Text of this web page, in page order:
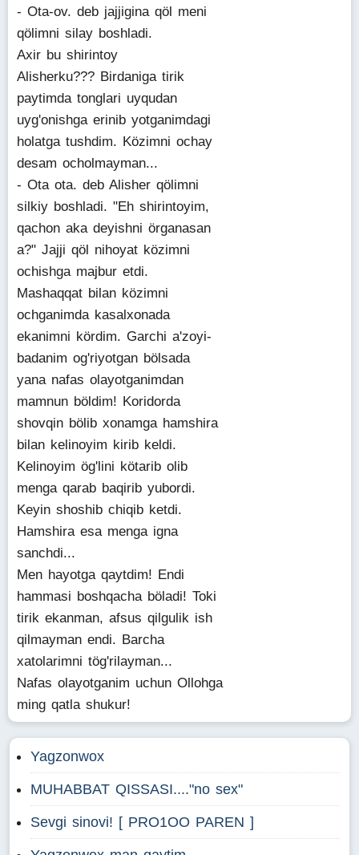
- Ota-ov. deb jajjigina qöl meni
qölimni silay boshladi.
Axir bu shirintoy
Alisherku??? Birdaniga tirik
paytimda tonglari uyqudan
uyg'onishga erinib yotganimdagi
holatga tushdim. Közimni ochay
desam ocholmayman...
- Ota ota. deb Alisher qölimni
silkiy boshladi. "Eh shirintoyim,
qachon aka deyishni örganasan
a?" Jajji qöl nihoyat közimni
ochishga majbur etdi.
Mashaqqat bilan közimni
ochganimda kasalxonada
ekanimni kördim. Garchi a'zoyi-
badanim og'riyotgan bölsada
yana nafas olayotganimdan
mamnun böldim! Koridorda
shovqin bölib xonamga hamshira
bilan kelinoyim kirib keldi.
Kelinoyim ög'lini kötarib olib
menga qarab baqirib yubordi.
Keyin shoshib chiqib ketdi.
Hamshira esa menga igna
sanchdi...
Men hayotga qaytdim! Endi
hammasi boshqacha böladi! Toki
tirik ekanman, afsus qilgulik ish
qilmayman endi. Barcha
xatolarimni tög'rilayman...
Nafas olayotganim uchun Ollohga
ming qatla shukur!
Yagzonwox
MUHABBAT QISSASI...."no sex"
Sevgi sinovi! [ PRO1OO PAREN ]